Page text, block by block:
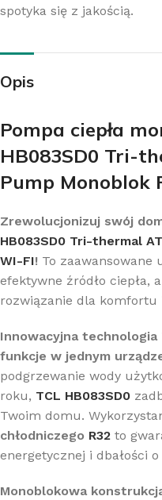
spotyka się z jakością.
Opis
Pompa ciepła
HB083SD0 Tri-
Pump Monoblok
Zrewolucjonizuj swój
HB083SD0 Tri-thermal
WI-FI! To zaawansowane
efektywne źródło ciepła,
rozwiązanie dla komfortu
Innowacyjna
funkcje w jednym
podgrzewanie wody
roku, TCL HB083SD0
Twoim domu.
chłodniczego R32 to
energetycznej i dbałości
Monoblokowa